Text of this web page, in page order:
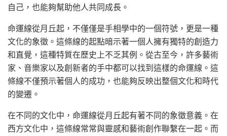
自己，也能夠幫助他人共同成長。
命運線從月丘起，不僅僅是手相學中的一個符號，更是一種
文化的象徵。這條線的起點暗示著一個人擁有獨特的創造力
和直覺，這種特質在歷史上不乏其例。從古至今，許多藝術
家、音樂家以及創新者的手中都可以找到這樣的命運線。這
條線不僅預示著個人的成功，也能夠反映出整個文化和時代
的變遷。
在不同的文化中，命運線從月丘起有著不同的象徵意義。在
西方文化中，這條線常常與靈感和藝術創作聯繫在一起。而